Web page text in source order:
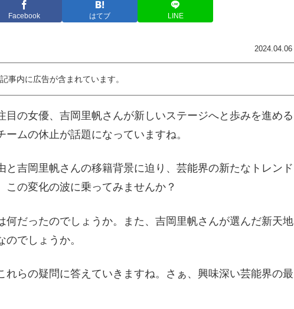
Facebook はてブ LINE
2024.04.06
記事内に広告が含まれています。
の女優、吉岡里帆さんが新しいステージへと歩みを進める
ムの休止が話題になっていますね。
と吉岡里帆さんの移籍背景に迫り、芸能界の新たなトレンド
の変化の波に乗ってみませんか？
何だったのでしょうか。また、吉岡里帆さんが選んだ新天地
のでしょうか。
らの疑問に答えていきますね。さぁ、興味深い芸能界の最